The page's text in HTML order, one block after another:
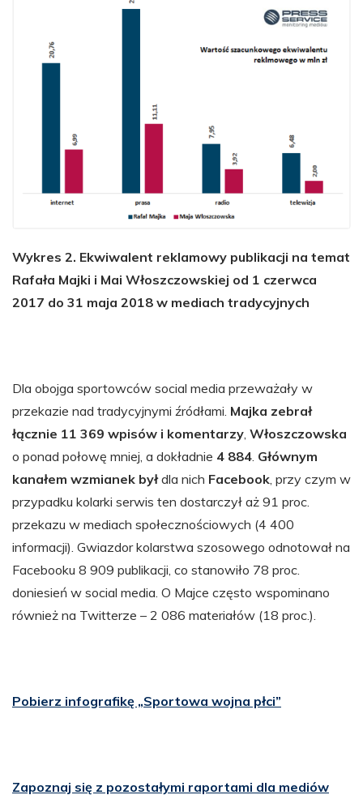
Wykres 2. Ekwiwalent reklamowy publikacji na temat
Rafała Majki i Mai Włoszczowskiej od 1 czerwca
2017 do 31 maja 2018 w mediach tradycyjnych
Dla obojga sportowców social media przeważały w
przekazie nad tradycyjnymi źródłami. Majka zebrał
łącznie 11 369 wpisów i komentarzy, Włoszczowska
o ponad połowę mniej, a dokładnie 4 884. Głównym
kanałem wzmianek byłdla nich Facebook, przy czym w
przypadku kolarki serwis ten dostarczył aż 91 proc.
przekazu w mediach społecznościowych (4 400
informacji). Gwiazdor kolarstwa szosowego odnotował na
Facebooku 8 909 publikacji, co stanowiło 78 proc.
doniesień w social media. O Majce często wspominano
również na Twitterze – 2 086 materiałów (18 proc.).
Pobierz infografikę „Sportowa wojna płci”
Zapoznaj się z pozostałymi raportami dla mediów